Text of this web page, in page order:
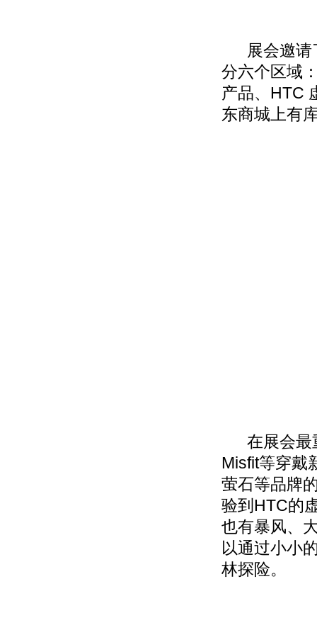
展会邀请
分六个区域
产品、HTC
东商城上有
在展会最
Misfit等穿戴
萤石等品牌
验到HTC的
也有暴风、
以通过小小
林探险。